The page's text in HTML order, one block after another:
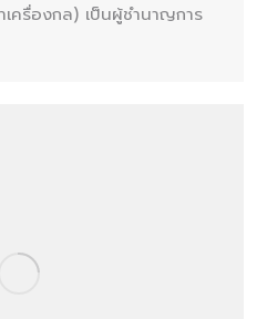
ครื่องกล) เป็นผู้ชำนาญการ